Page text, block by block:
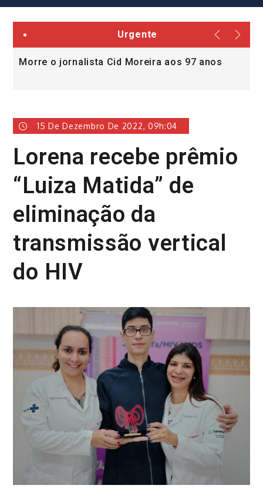
Urgente
Morre o jornalista Cid Moreira aos 97 anos
15 De Dezembro De 2022, 09h:04
Lorena recebe prêmio
“Luiza Matida” de
eliminação da
transmissão vertical
do HIV